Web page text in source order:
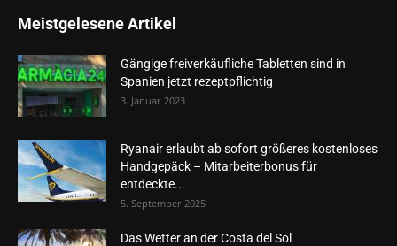
Meistgelesene Artikel
Gängige freiverkäufliche Tabletten sind in
Spanien jetzt rezeptpflichtig
3. Januar 2023
Ryanair erlaubt ab sofort größeres kostenloses
Handgepäck – Mitarbeiterbonus für
entdeckte...
5. September 2025
Das Wetter an der Costa del Sol